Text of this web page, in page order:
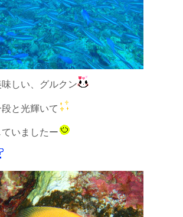
しい、グルクン
と光輝いて
いましたー